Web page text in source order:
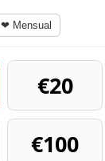
❤ Mensual
€20
€100